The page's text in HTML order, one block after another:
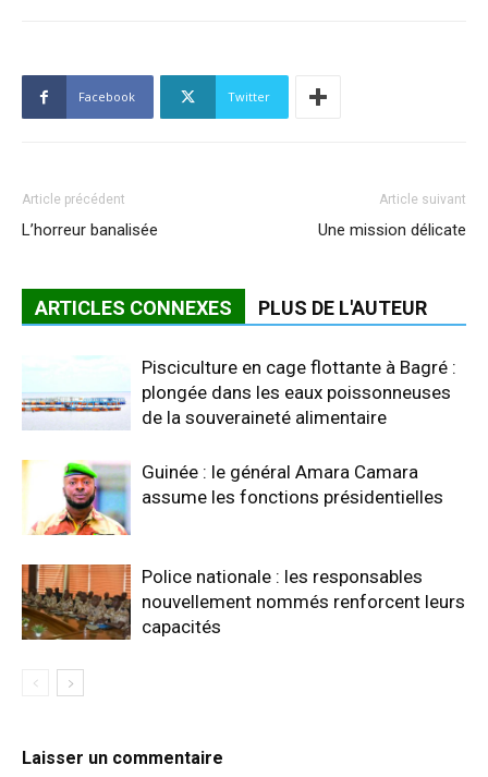
Facebook Twitter
Article précédent
L’horreur banalisée
Article suivant
Une mission délicate
ARTICLES CONNEXES PLUS DE L'AUTEUR
Pisciculture en cage flottante à Bagré :
plongée dans les eaux poissonneuses
de la souveraineté alimentaire
Guinée : le général Amara Camara
assume les fonctions présidentielles
Police nationale : les responsables
nouvellement nommés renforcent leurs
capacités
Laisser un commentaire